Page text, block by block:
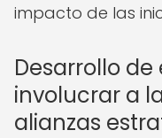
impacto de las
Desarrollo
involucrar a
alianzas